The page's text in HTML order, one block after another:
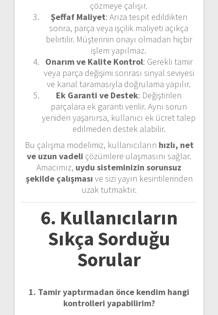
çözmeye çalışır.
Şeffaf Maliyet: Arıza tespit edildikten
sonra, parça veya işçilik maliyeti açıkça
belirtilir. Müşterinin onayı olmadan hiçbir
işlem yapılmaz.
Onarım ve Kalite Kontrol: Gerekli tamir
veya parça değişimi sonrası sinyal seviyesi
ve kanal taramasıyla doğrulama yapılır.
Ek Garanti ve Destek: Değiştirilen
parçalara ek garanti verilir. Aynı sorun
yeniden yaşanırsa, kullanıcı ek ücret talep
edilmeden destek alabilir.
Bu çalışma modelimiz, kullanıcıların hızlı, net
ve uzun vadeli çözümlere ulaşmasını sağlar.
Amacımız, uydu sisteminizin sorunsuz
şekilde çalışması ve sizi yayın kesintilerinden
uzak tutmaktır.
6. Kullanıcıların
Sıkça Sorduğu
Sorular
1. Tamir yaptırmadan önce kendim hangi
kontrolleri yapabilirim?